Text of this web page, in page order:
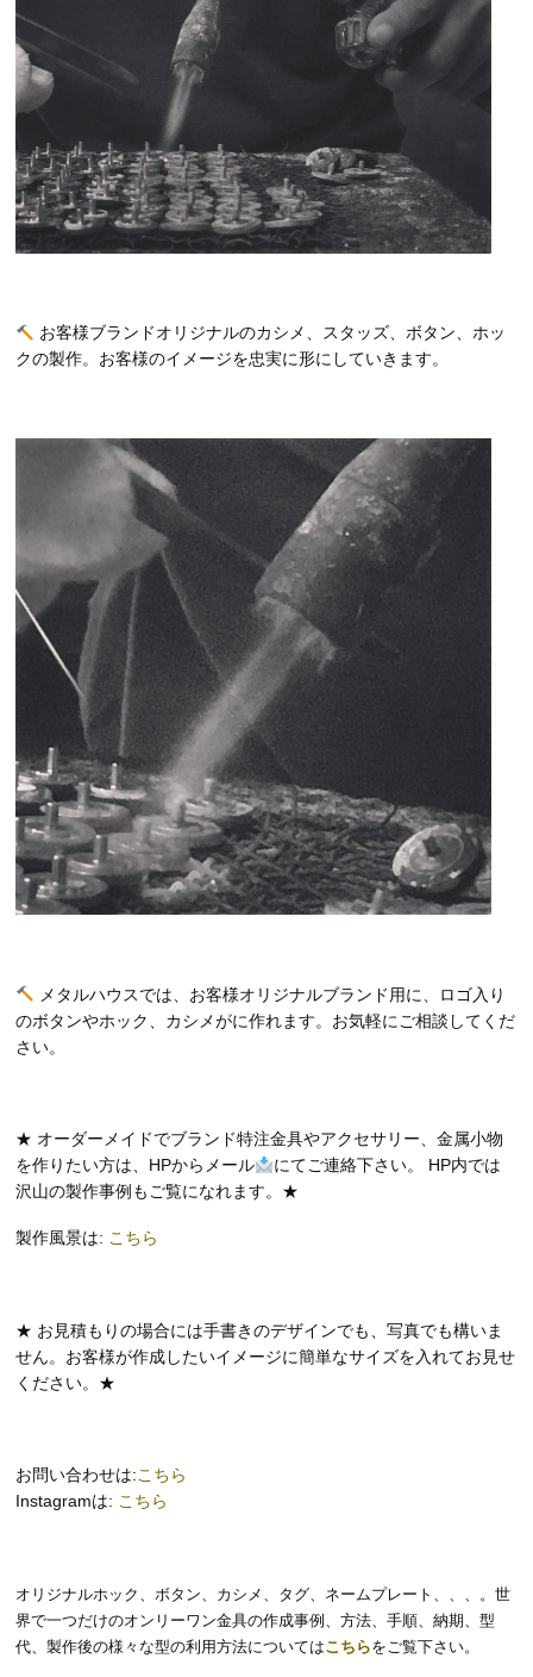
お客様ブランドオリジナルのカシメ、スタッズ、ボタン、ホッ
クの製作。お客様のイメージを忠実に形にしていきます。
メタルハウスでは、お客様オリジナルブランド用に、ロゴ入り
のボタンやホック、カシメがに作れます。お気軽にご相談してくだ
さい。
★ オーダーメイドでブランド特注金具やアクセサリー、金属小物
を作りたい方は、HPからメール
にてご連絡下さい。 HP内では
沢山の製作事例もご覧になれます。★
製作風景は: こちら
★ お見積もりの場合には手書きのデザインでも、写真でも構いま
せん。お客様が作成したいイメージに簡単なサイズを入れてお見せ
ください。★
お問い合わせは:こちら
Instagramは: こちら
オリジナルホック、ボタン、カシメ、タグ、ネームプレート、、、。世
界で一つだけのオンリーワン金具の作成事例、方法、手順、納期、型
代、製作後の様々な型の利用方法についてはこちらをご覧下さい。